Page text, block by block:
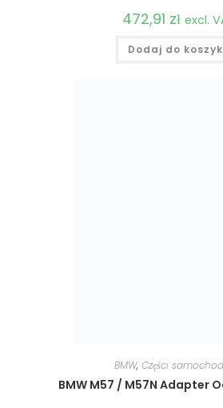
472,91 zł excl.
Dodaj do
BMW, Części
BMW M57 / M57N Adapter